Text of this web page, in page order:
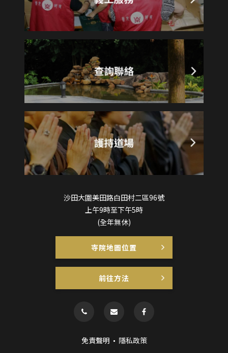
沙田大圍美田路白田村二區96號
上午9時至下午5時
(全年無休)
寺院地圖位置
前往方法
免責聲明 隱私政策